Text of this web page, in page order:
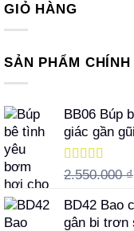
GIỎ HÀNG
SẢN PHẨM CHÍNH
BB06 Búp
giác gần gũi
Được xếp
sao
2.550.000₫
BD42 Bao
gân bi trơn